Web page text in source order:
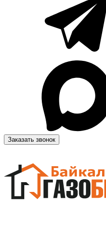
Заказать звонок